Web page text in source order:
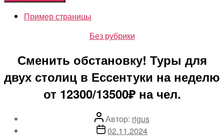
Пример страницы
Рубрики
Без рубрики
Сменить обстановку! Туры для
двух столиц в Ессентуки на неделю
от 12300/13500₽ на чел.
Автор
записи
Автор: rigus
Дата02.11.2024